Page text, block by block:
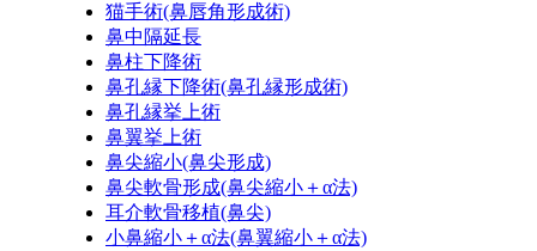
猫手術(鼻唇角形成術)
鼻中隔延長
鼻柱下降術
鼻孔縁下降術(鼻孔縁形成術)
鼻孔縁挙上術
鼻翼挙上術
鼻尖縮小(鼻尖形成)
鼻尖軟骨形成(鼻尖縮小＋α法)
耳介軟骨移植(鼻尖)
小鼻縮小＋α法(鼻翼縮小＋α法)